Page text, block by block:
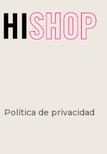
Política de privacidad